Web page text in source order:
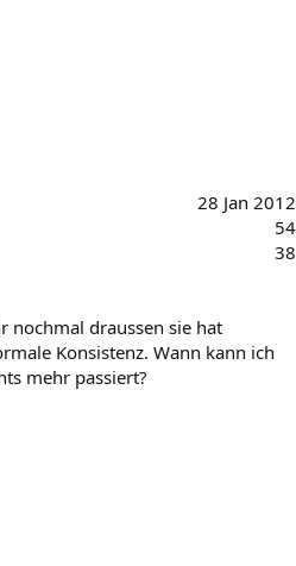
28 Jan 2012
54
38
nochmal draussen sie hat
Konsistenz. Wann kann ich
mehr passiert?